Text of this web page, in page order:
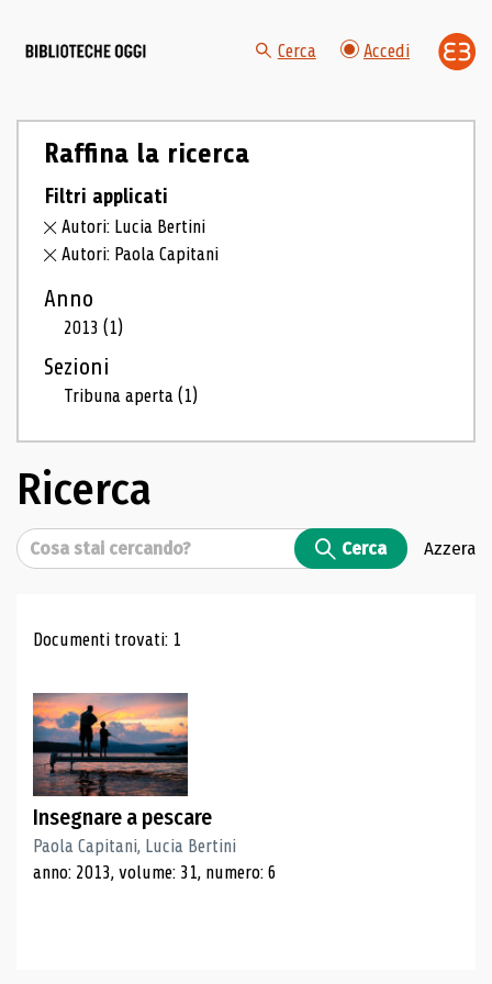
Cerca Accedi
Raffina la ricerca
Filtri applicati
Autori: Lucia Bertini
Autori: Paola Capitani
Anno
2013(1)
Sezioni
Tribuna aperta(1)
Ricerca
Cerca Cerca Azzera
Risultati di ricerca
Documenti trovati: 1
Insegnare a pescare
Paola Capitani, Lucia Bertini
anno: 2013, volume: 31, numero: 6